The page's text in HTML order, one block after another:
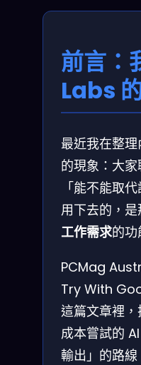
前言：
Labs
最近我在整
的現象：大
「能不能取
用下去的，是
工作需求的功
PCMag
Try With
這篇文章裡
成本嘗試的
輸出」的路